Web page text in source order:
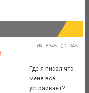
8345 345
Где я писал что
меня всё
устраивает?